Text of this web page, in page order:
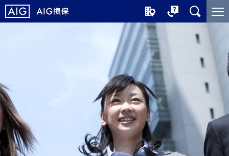
メ
イ
ン
ツ
に
ャ
ン
こ
こ
ン
コ
ン
ン
ツ